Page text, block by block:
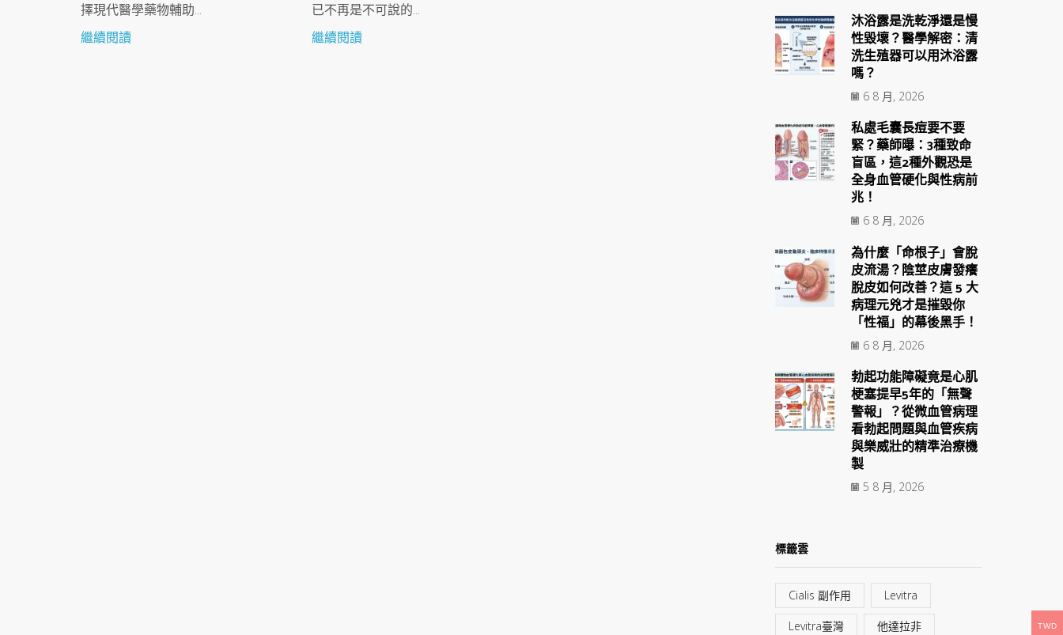
擇現代醫學藥物輔助...
繼續閱讀
已不再是不可說的...
繼續閱讀
沐浴露是洗乾淨還是慢
性毀壞？醫學解密：清
洗生殖器可以用沐浴露
嗎？
6 8 月, 2026
私處毛囊長痘要不要
緊？藥師曝：3種致命
盲區，這2種外觀恐是
全身血管硬化與性病前
兆！
6 8 月, 2026
為什麼「命根子」會脫
皮流湯？陰莖皮膚發癢
脫皮如何改善？這 5 大
病理元兇才是摧毀你
「性福」的幕後黑手！
6 8 月, 2026
勃起功能障礙竟是心肌
梗塞提早5年的「無聲
警報」？從微血管病理
看勃起問題與血管疾病
與樂威壯的精準治療機
製
5 8 月, 2026
標籤雲
Cialis 副作用 Levitra
Levitra臺灣 他達拉非 TWD